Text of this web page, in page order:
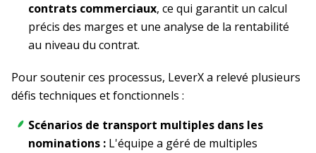
contrats commerciaux, ce qui garantit un calcul
précis des marges et une analyse de la rentabilité
au niveau du contrat.
Pour soutenir ces processus, LeverX a relevé plusieurs
défis techniques et fonctionnels :
Scénarios de transport multiples dans les
nominations : L'équipe a géré de multiples